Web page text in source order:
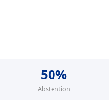
50%
Abstention